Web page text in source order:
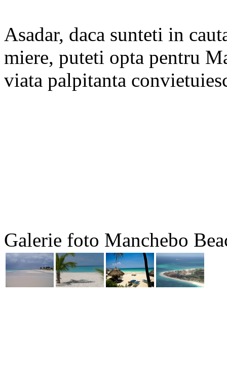
Asadar, daca sunteti in
miere, puteti opta pentru
viata palpitanta
Galerie foto Manchebo